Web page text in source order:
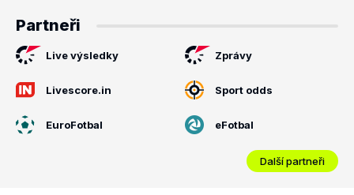
Partneři
Live výsledky Zprávy
Livescore.in Sport odds
EuroFotbal eFotbal
Další partneři